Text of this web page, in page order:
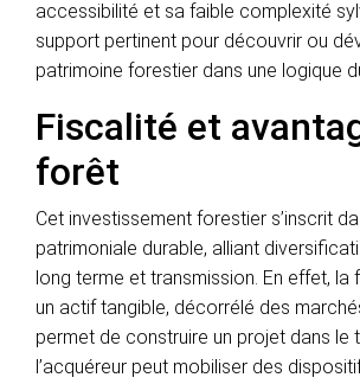
accessibilité et sa faible complexité
support pertinent pour découvrir ou
patrimoine forestier dans une logique
Fiscalité et
forêt
Cet investissement forestier s’inscrit
patrimoniale durable, alliant
long terme et transmission. En effet, la
un actif tangible, décorrélé des
permet de construire un projet dans le
l’acquéreur peut mobiliser des